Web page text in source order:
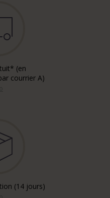
(en
courrier A)
(14 jours)